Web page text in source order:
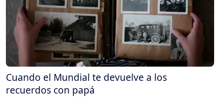
Cuando el Mundial te devuelve a los
recuerdos con papá